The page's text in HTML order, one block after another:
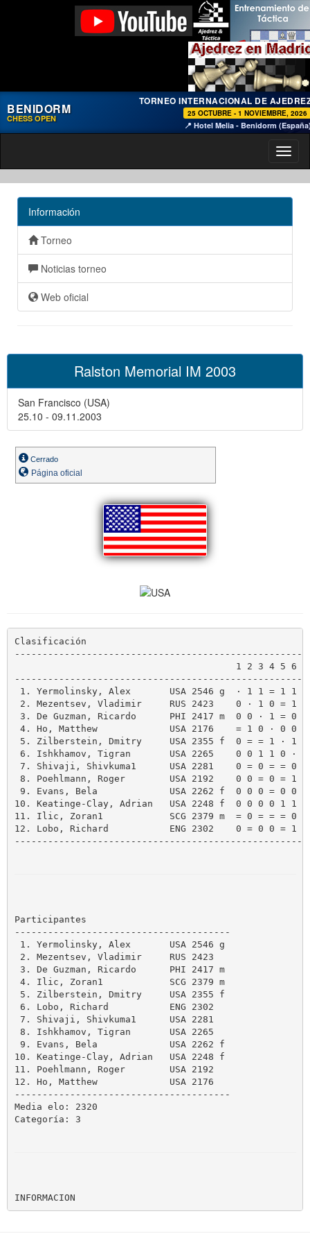
BENIDORM
CHESS OPEN
TORNEO INTERNACIONAL DE
25 OCTUBRE - 1 NOVIEMBRE, 2026
📍 Hotel Melia - Benidorm
Información
Torneo
Noticias torneo
Web oficial
Ralston Memorial IM 2003
San Francisco (USA)
25.10 - 09.11.2003
Cerrado
Página oficial
Clasificación
1 2 3 4 5 6
1. Yermolinsky, Alex       USA 2546 g  · 1 1 = 1 1
2. Mezentsev, Vladimir     RUS 2423    0 · 1 0 = 1
3. De Guzman, Ricardo      PHI 2417 m  0 0 · 1 = 0
4. Ho, Matthew             USA 2176    = 1 0 · 0 0
5. Zilberstein, Dmitry     USA 2355 f  0 = = 1 · 1
6. Ishkhamov, Tigran       USA 2265    0 0 1 1 0 ·
7. Shivaji, Shivkuma1      USA 2281    0 = 0 = = 0
8. Poehlmann, Roger        USA 2192    0 0 = 0 = 1
9. Evans, Bela             USA 2262 f  0 0 0 = 0 0
10. Keatinge-Clay, Adrian   USA 2248 f  0 0 0 0 1 1
11. Ilic, Zoran1            SCG 2379 m  = 0 = = = 0
12. Lobo, Richard           ENG 2302    0 = 0 0 = 1
Participantes
---------------------------------------
1. Yermolinsky, Alex       USA 2546 g
2. Mezentsev, Vladimir     RUS 2423
3. De Guzman, Ricardo      PHI 2417 m
4. Ilic, Zoran1            SCG 2379 m
5. Zilberstein, Dmitry     USA 2355 f
6. Lobo, Richard           ENG 2302
7. Shivaji, Shivkuma1      USA 2281
8. Ishkhamov, Tigran       USA 2265
9. Evans, Bela             USA 2262 f
10. Keatinge-Clay, Adrian   USA 2248 f
11. Poehlmann, Roger        USA 2192
12. Ho, Matthew             USA 2176
---------------------------------------
Media elo: 2320
Categoría: 3
INFORMACION